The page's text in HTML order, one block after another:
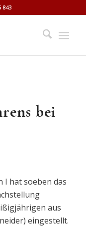
843
bei
I hat soeben das
aus
eingestellt.